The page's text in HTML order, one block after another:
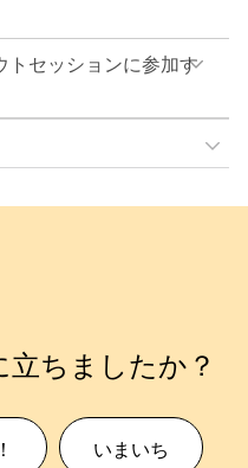
トセッションに参加す
ちましたか？
いまいち